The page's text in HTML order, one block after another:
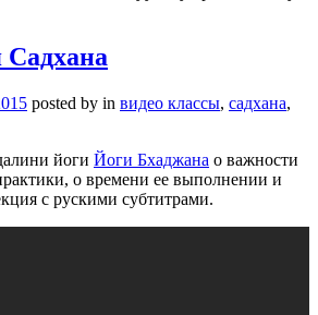
Садхана
posted by in видео классы, садхана,
йоги Йоги Бхаджана о важности
о времени ее выполнении и
с рускими субтитрами.